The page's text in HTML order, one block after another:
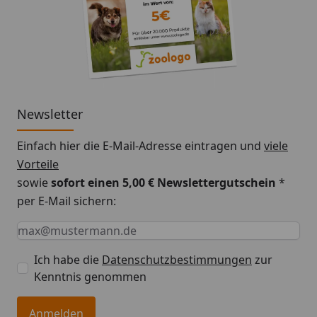
Verfügung stehen.
Newsletter
Einfach hier die E-Mail-Adresse eintragen und viele
Vorteile
sowiesofort einen 5,00 € Newslettergutschein *
per E-Mail sichern:
Keine Eingabe erforderlich
Eingabe erforderlich
E-Mail *
Ich habe die Datenschutzbestimmungen zur
Kenntnis genommen
Anmelden